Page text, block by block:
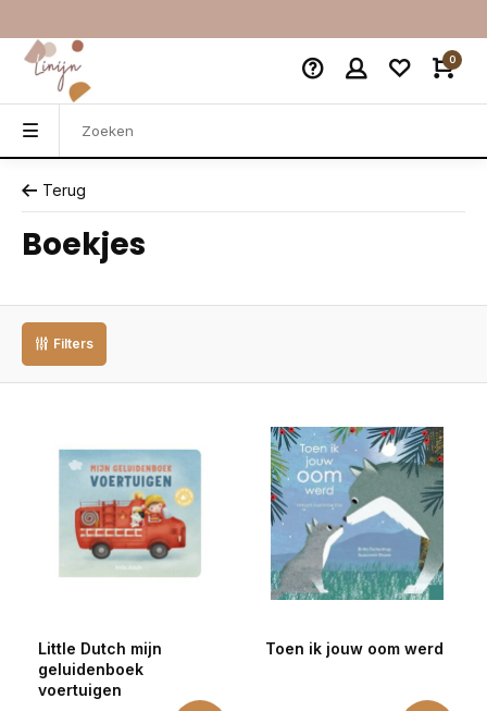
0
Terug
Boekjes
Filters
Little Dutch mijn
geluidenboek
voertuigen
Toen ik jouw oom werd